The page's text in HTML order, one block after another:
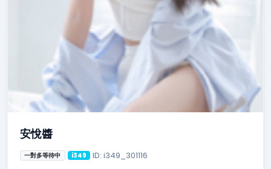
安悅醬
一對多等待中 i349 ID: i349_301116